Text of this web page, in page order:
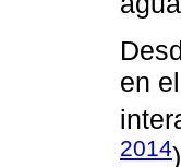
en
2014